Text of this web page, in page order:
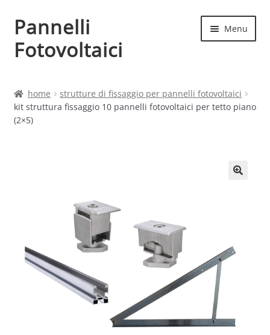
Vai
alla
navigazione
Vai
al
contenuto
Pannelli
Fotovoltaici
Menu
Cart
Produttori
home
strutture di fissaggio per pannelli fotovoltaici
kit struttura fissaggio 10 pannelli fotovoltaici per tetto piano
(2×5)